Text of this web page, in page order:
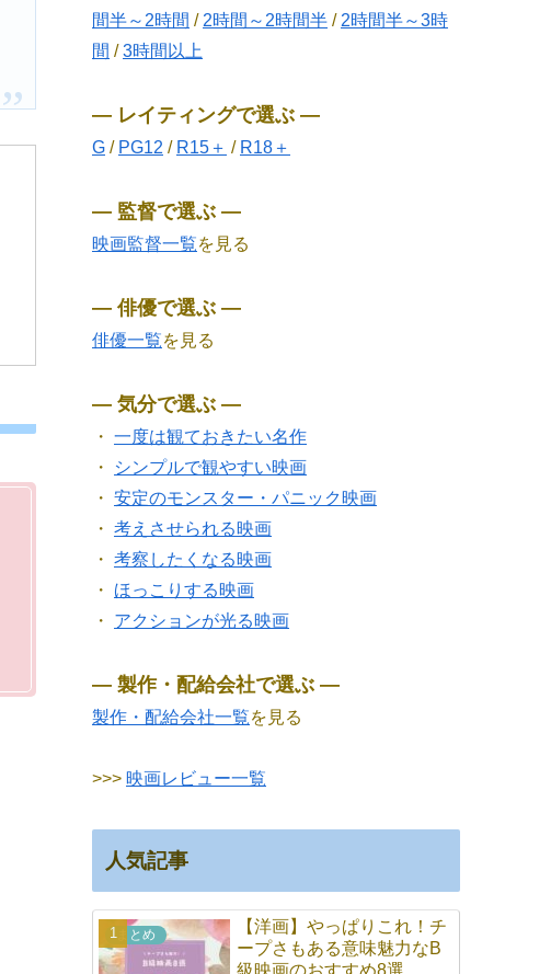
間半～2時間 / 2時間～2時間半 / 2時間半～3時
間 /3時間以上
― レイティングで選ぶ ―
G / PG12 / R15＋ / R18＋
― 監督で選ぶ ―
映画監督一覧を見る
― 俳優で選ぶ ―
俳優一覧を見る
― 気分で選ぶ ―
・ 一度は観ておきたい名作
・
シンプルで観やすい映画
・ 安定のモンスター・パニック映画
・ 考えさせられる映画
・ 考察したくなる映画
・ ほっこりする映画
・ アクションが光る映画
― 製作・配給会社で選ぶ ―
製作・配給会社一覧を見る
>>> 映画レビュー一覧
人気記事
まとめ
【洋画】やっぱりこれ！チ
ープさもある意味魅力なB
級映画のおすすめ8選